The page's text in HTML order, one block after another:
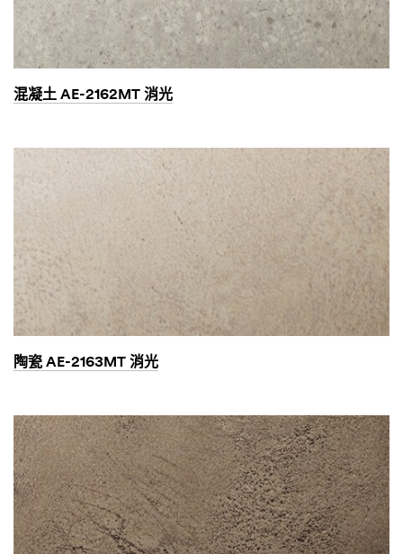
混凝土 AE-2162MT 消光
陶瓷 AE-2163MT 消光